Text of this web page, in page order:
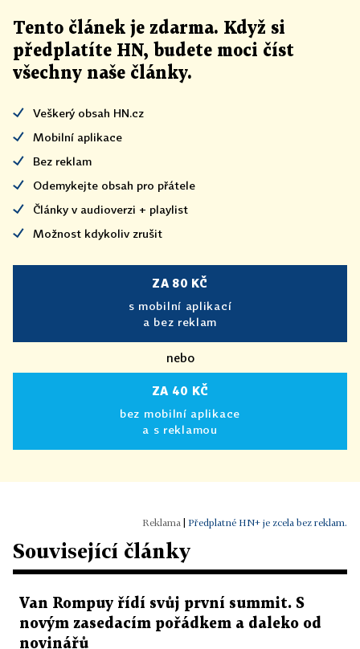
Tento článek je zdarma. Když si
předplatíte HN, budete moci číst
všechny naše články.
Veškerý obsah HN.cz
Mobilní aplikace
Bez reklam
Odemykejte obsah pro přátele
Články v audioverzi + playlist
Možnost kdykoliv zrušit
ZA 80 KČ
s mobilní aplikací
a bez reklam
nebo
ZA 40 KČ
bez mobilní aplikace
a s reklamou
Předplatné HN+ je zcela bez reklam.
Související články
Van Rompuy řídí svůj první summit. S
novým zasedacím pořádkem a daleko od
novinářů